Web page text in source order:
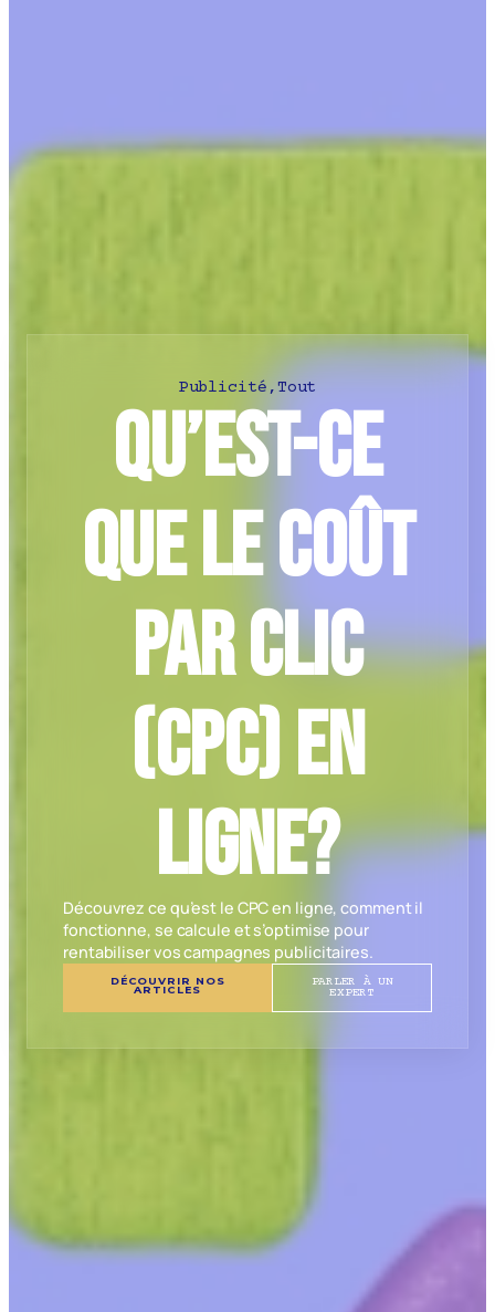
Publicité ,Tout
Qu’est-ce
que le coût
par clic
(CPC) en
ligne?
Découvrez ce qu’est le CPC en ligne, comment il
fonctionne, se calcule et s’optimise pour
rentabiliser vos campagnes publicitaires.
DÉCOUVRIR NOS
ARTICLES
PARLER À UN
EXPERT